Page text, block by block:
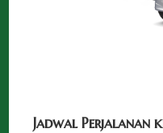
Jadwal Perjalanan